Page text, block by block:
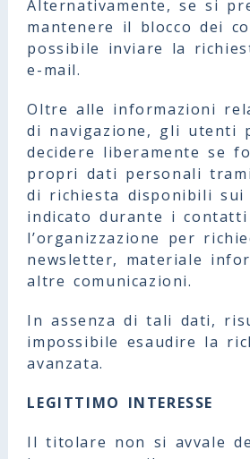
Alternativamente, se si
mantenere il blocco dei
possibile inviare la
e-mail.
Oltre alle informazioni
di navigazione, gli utenti
decidere liberamente se
propri dati personali
di richiesta disponibili sui
indicato durante i contatti
l’organizzazione per
newsletter, materiale
altre comunicazioni.
In assenza di tali dati,
impossibile esaudire la
avanzata.
LEGITTIMO INTERESSE
Il titolare non si avvale